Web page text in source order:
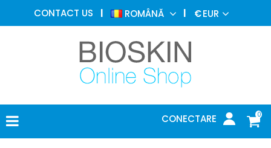
CONTACT US ROMÂNĂ €EUR
0
CONECTARE
MEDICINA
ESTETICA
DERMATOLOGIE
FOTOTERAPIE
MEDICALE
MEDICAL